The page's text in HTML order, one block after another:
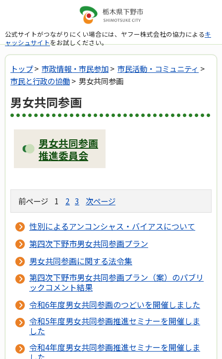
公式サイトがつながりにくい場合には、ヤフー株式会社の協力によるキ
ャッシュサイトをお試しください。
トップ> 市政情報・市民参加> 市民活動・コミュニティ >
市民と行政の協働> 男女共同参画
男女共同参画
男女共同参画
推進委員会
前ページ 1 2 3 次ページ
性別によるアンコンシャス・バイアスについて
第四次下野市男女共同参画プラン
男女共同参画に関する法令集
第四次下野市男女共同参画プラン（案）のパブリ
ックコメント結果
令和6年度男女共同参画のつどいを開催しました
令和5年度男女共同参画推進セミナーを開催しま
した
令和4年度男女共同参画推進セミナーを開催しま